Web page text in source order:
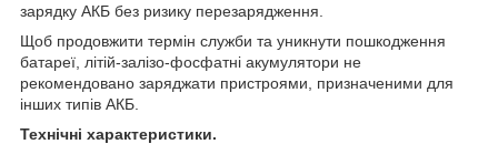
зарядку АКБ без ризику перезарядження.
Щоб продовжити термін служби та уникнути пошкодження
батареї, літій-залізо-фосфатні акумулятори не
рекомендовано заряджати пристроями, призначеними для
інших типів АКБ.
Технічні характеристики.